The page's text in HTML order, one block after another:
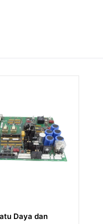
GE IS200DSPXH2D